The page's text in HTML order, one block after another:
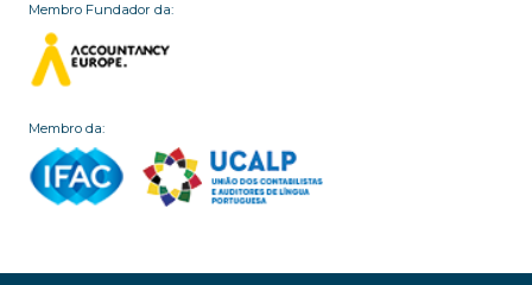
Membro Fundador da:
Membro da: